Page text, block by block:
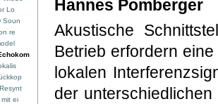
Lo
Soun
re
ei
Hannes Pomberger
Akustische
Betrieb erfordern
lokalen
der